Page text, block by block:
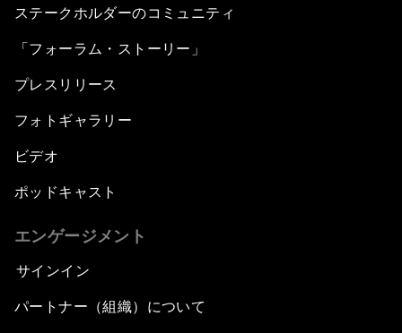
ステークホルダーのコミュニティ
「フォーラム・ストーリー」
プレスリリース
フォトギャラリー
ビデオ
ポッドキャスト
エンゲージメント
サインイン
パートナー（組織）について